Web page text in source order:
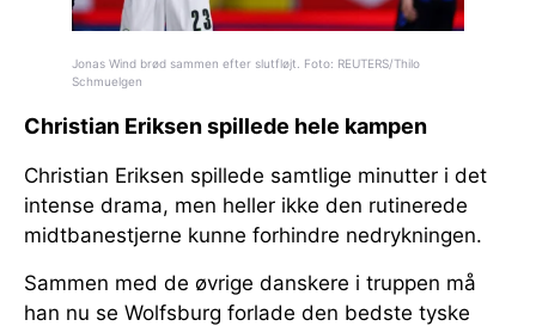
Jonas Wind brød sammen efter slutfløjt. Foto: REUTERS/Thilo
Schmuelgen
Christian Eriksen spillede hele kampen
Christian Eriksen spillede samtlige minutter i det
intense drama, men heller ikke den rutinerede
midtbanestjerne kunne forhindre nedrykningen.
Sammen med de øvrige danskere i truppen må
han nu se Wolfsburg forlade den bedste tyske